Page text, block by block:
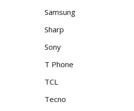
Samsung
Sharp
Sony
T Phone
TCL
Tecno